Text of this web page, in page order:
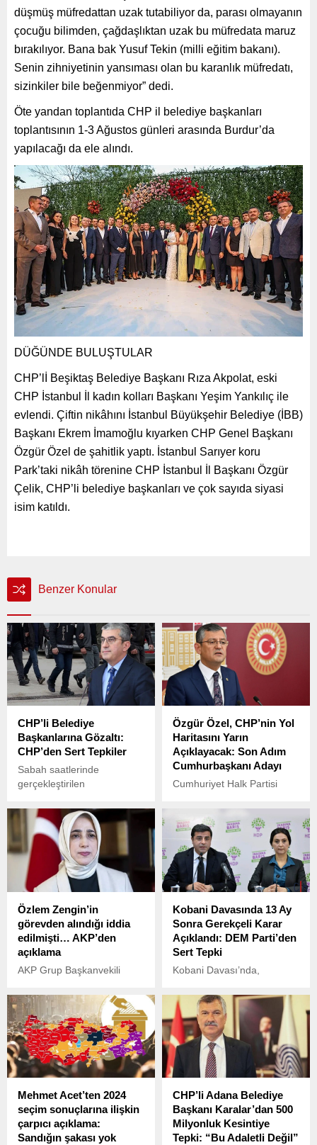
düşmüş müfredattan uzak tutabiliyor da, parası olmayanın
çocuğu bilimden, çağdaşlıktan uzak bu müfredata maruz
bırakılıyor. Bana bak Yusuf Tekin (milli eğitim bakanı).
Senin zihniyetinin yansıması olan bu karanlık müfredatı,
sizinkiler bile beğenmiyor” dedi.
Öte yandan toplantıda CHP il belediye başkanları
toplantısının 1-3 Ağustos günleri arasında Burdur’da
yapılacağı da ele alındı.
DÜĞÜNDE BULUŞTULAR
CHP’lİ Beşiktaş Belediye Başkanı Rıza Akpolat, eski
CHP İstanbul İl kadın kolları Başkanı Yeşim Yankılıç ile
evlendi. Çiftin nikâhını İstanbul Büyükşehir Belediye (İBB)
Başkanı Ekrem İmamoğlu kıyarken CHP Genel Başkanı
Özgür Özel de şahitlik yaptı. İstanbul Sarıyer koru
Park’taki nikâh törenine CHP İstanbul İl Başkanı Özgür
Çelik, CHP’li belediye başkanları ve çok sayıda siyasi
isim katıldı.
Benzer Konular
CHP’li Belediye
Başkanlarına Gözaltı:
CHP’den Sert Tepkiler
Sabah saatlerinde
gerçekleştirilen
Adıyaman Büyükşehir
Belediye Başkanı
Abdurrahman Tutdere,
Adana Büyükşehir Belediye
Başkanı Zeydan Karalar ve
Antalya Büyükşehir Belediye
gözaltına alındı.
Özgür Özel, CHP’nin Yol
Haritasını Yarın
Açıklayacak: Son Adım
Cumhurbaşkanı Adayı
Cumhuriyet Halk Partisi
Özel, partisinin yol haritasını
yarınki haftalık grup
toplantısında kamuoyuyla
paylaşacak.
Özlem Zengin’in
görevden alındığı iddia
edilmişti… AKP’den
açıklama
AKP Grup Başkanvekili
alındığı iddialarına AKP
Grup Başkanı Abdullah
Güler'den yanıt geldi.
Kobani Davasında 13 Ay
Sonra Gerekçeli Karar
Açıklandı: DEM Parti’den
Sert Tepki
Kobani Davası’nda,
Genel Başkanları Selahattin
Demirtaş ve Figen
Yüksekdağ’ın da bulunduğu
36 kişi hakkında verilen
hükme ilişkin 32 bin 630
sayfalık gerekçeli karar, 13
Mehmet Acet’ten 2024
seçim sonuçlarına ilişkin
çarpıcı açıklama:
Sandığın şakası yok
CHP’li Adana Belediye
Başkanı Karalar’dan 500
Milyonluk Kesintiye
Tepki: “Bu Adaletli Değil”